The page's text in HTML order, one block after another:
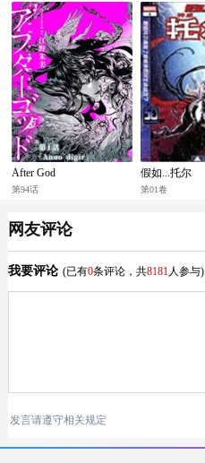
After God
第94话
假如...托尔
第01卷
网友评论
我要评论 (已有0条评论，共8181人参与)
发言请遵守相关规定